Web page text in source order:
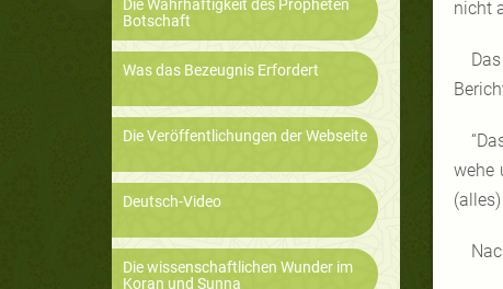
Die Wahrhaftigkeit des Propheten
Botschaft
Was das Bezeugnis Erfordert
Die Veröffentlichungen der Webseite
Deutsch-Video
Die wissenschaftlichen Wunder im
Koran und Sunna
nicht
wehe